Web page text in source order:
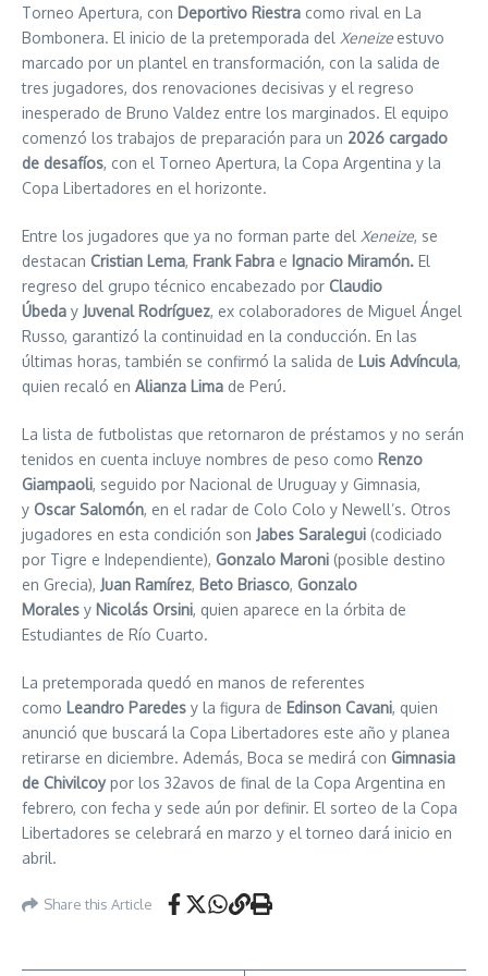
Torneo Apertura, con Deportivo Riestra como rival en La
Bombonera. El inicio de la pretemporada del Xeneize estuvo
marcado por un plantel en transformación, con la salida de
tres jugadores, dos renovaciones decisivas y el regreso
inesperado de Bruno Valdez entre los marginados. El equipo
comenzó los trabajos de preparación para un 2026 cargado
de desafíos, con el Torneo Apertura, la Copa Argentina y la
Copa Libertadores en el horizonte.
Entre los jugadores que ya no forman parte del Xeneize, se
destacan Cristian Lema, Frank Fabra e Ignacio Miramón. El
regreso del grupo técnico encabezado por Claudio
Úbeda y Juvenal Rodríguez, ex colaboradores de Miguel Ángel
Russo, garantizó la continuidad en la conducción. En las
últimas horas, también se confirmó la salida de Luis Advíncula,
quien recaló en Alianza Lima de Perú.
La lista de futbolistas que retornaron de préstamos y no serán
tenidos en cuenta incluye nombres de peso como Renzo
Giampaoli, seguido por Nacional de Uruguay y Gimnasia,
y Oscar Salomón, en el radar de Colo Colo y Newell’s. Otros
jugadores en esta condición son Jabes Saralegui (codiciado
por Tigre e Independiente), Gonzalo Maroni (posible destino
en Grecia), Juan Ramírez, Beto Briasco, Gonzalo
Morales y Nicolás Orsini, quien aparece en la órbita de
Estudiantes de Río Cuarto.
La pretemporada quedó en manos de referentes
como Leandro Paredes y la figura de Edinson Cavani, quien
anunció que buscará la Copa Libertadores este año y planea
retirarse en diciembre. Además, Boca se medirá con Gimnasia
de Chivilcoypor los 32avos de final de la Copa Argentina en
febrero, con fecha y sede aún por definir. El sorteo de la Copa
Libertadores se celebrará en marzo y el torneo dará inicio en
abril.
Share this Article